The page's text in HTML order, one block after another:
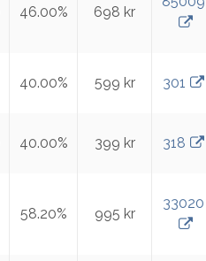
46.00% 698 kr
40.00% 599 kr 301
40.00% 399 kr 318
58.20% 995 kr
33020